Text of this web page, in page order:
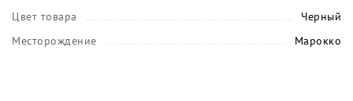
Цвет товара
Черный
Месторождение
Марокко